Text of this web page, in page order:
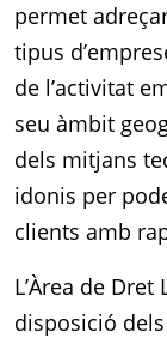
permet
tipus
de l’activitat
seu àmbit
dels mitjans
idonis per
clients amb
L’Àrea de
disposició